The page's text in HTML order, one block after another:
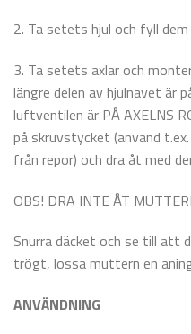
2. Ta setets hjul och fyll
3. Ta setets axlar och
längre delen av hjulnavet är
luftventilen är PÅ AXELNS
på skruvstycket (använd
från repor) och dra åt med
OBS! DRA INTE ÅT
Snurra däcket och se till
trögt, lossa muttern en
ANVÄNDNING